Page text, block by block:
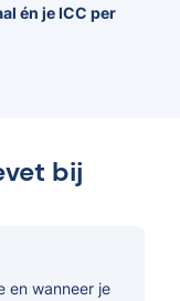
én je ICC per
bij
en wanneer je